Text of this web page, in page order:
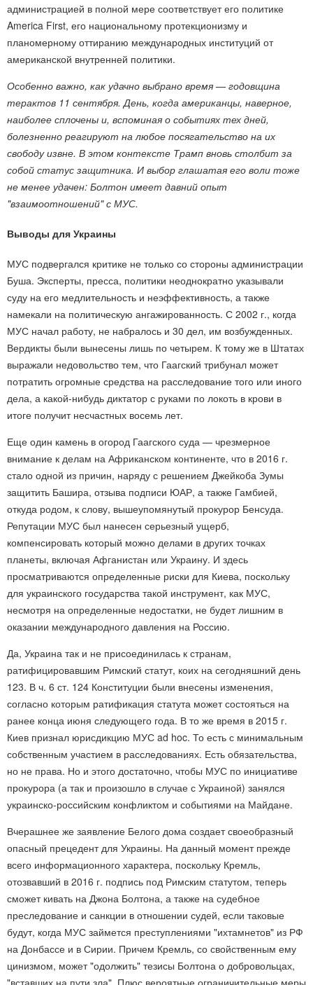
администрацией в полной мере соответствует его политике
America First, его национальному протекционизму и
планомерному оттиранию международных институций от
американской внутренней политики.
Особенно важно, как удачно выбрано время — годовщина
терактов 11 сентября. День, когда американцы, наверное,
наиболее сплочены и, вспоминая о событиях тех дней,
болезненно реагируют на любое посягательство на их
свободу извне. В этом контексте Трамп вновь столбит за
собой статус защитника. И выбор глашатая его воли тоже
не менее удачен: Болтон имеет давний опыт
"взаимоотношений" с МУС.
Выводы для Украины
МУС подвергался критике не только со стороны администрации
Буша. Эксперты, пресса, политики неоднократно указывали
суду на его медлительность и неэффективность, а также
намекали на политическую ангажированность. С 2002 г., когда
МУС начал работу, не набралось и 30 дел, им возбужденных.
Вердикты были вынесены лишь по четырем. К тому же в Штатах
выражали недовольство тем, что Гаагский трибунал может
потратить огромные средства на расследование того или иного
дела, а какой-нибудь диктатор с руками по локоть в крови в
итоге получит несчастных восемь лет.
Еще один камень в огород Гаагского суда — чрезмерное
внимание к делам на Африканском континенте, что в 2016 г.
стало одной из причин, наряду с решением Джейкоба Зумы
защитить Башира, отзыва подписи ЮАР, а также Гамбией,
откуда родом, к слову, вышеупомянутый прокурор Бенсуда.
Репутации МУС был нанесен серьезный ущерб,
компенсировать который можно делами в других точках
планеты, включая Афганистан или Украину. И здесь
просматриваются определенные риски для Киева, поскольку
для украинского государства такой инструмент, как МУС,
несмотря на определенные недостатки, не будет лишним в
оказании международного давления на Россию.
Да, Украина так и не присоединилась к странам,
ратифицировавшим Римский статут, коих на сегодняшний день
123. В ч. 6 ст. 124 Конституции были внесены изменения,
согласно которым ратификация статута может состояться на
ранее конца июня следующего года. В то же время в 2015 г.
Киев признал юрисдикцию МУС ad hoc. То есть с минимальным
собственным участием в расследованиях. Есть обязательства,
но не права. Но и этого достаточно, чтобы МУС по инициативе
прокурора (а так и произошло в случае с Украиной) занялся
украинско-российским конфликтом и событиями на Майдане.
Вчерашнее же заявление Белого дома создает своеобразный
опасный прецедент для Украины. На данный момент прежде
всего информационного характера, поскольку Кремль,
отозвавший в 2016 г. подпись под Римским статутом, теперь
сможет кивать на Джона Болтона, а также на судебное
преследование и санкции в отношении судей, если таковые
будут, когда МУС займется преступлениями "ихтамнетов" из РФ
на Донбассе и в Сирии. Причем Кремль, со свойственным ему
цинизмом, может "одолжить" тезисы Болтона о добровольцах,
"вставших на пути зла". Плюс вероятные ограничительные меры